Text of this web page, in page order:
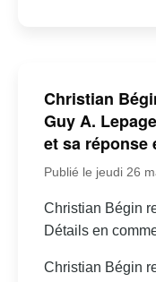
Christian
Guy A.
et sa réponse
Publié le jeudi 26
Christian Bégin
Détails en
Christian Bégin